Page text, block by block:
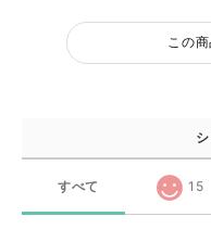
この
すべて 15